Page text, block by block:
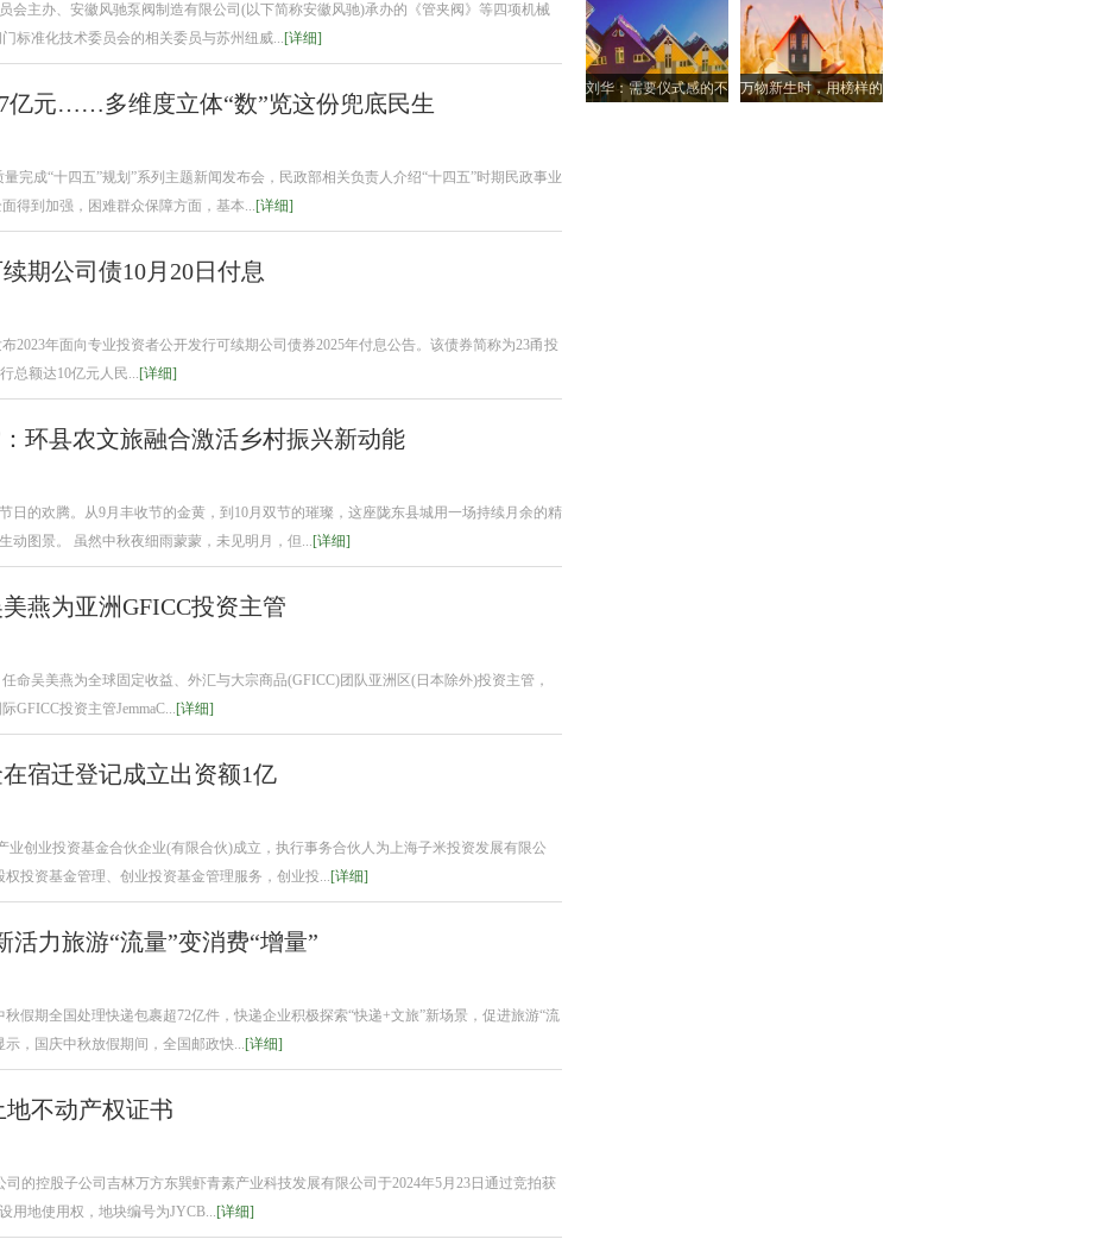
会主办、安徽风驰泵阀制造有限公司(以下简称安徽风驰)承办的《管夹阀》等四项机械
标准化技术委员会的相关委员与苏州纽威...[详细]
亿元……多维度立体“数”览这份兜底民生
完成“十四五”规划”系列主题新闻发布会，民政部相关负责人介绍“十四五”时期民政事业
得到加强，困难群众保障方面，基本...[详细]
期公司债10月20日付息
2023年面向专业投资者公开发行可续期公司债券2025年付息公告。该债券简称为23甬投
总额达10亿元人民...[详细]
环县农文旅融合激活乡村振兴新动能
日的欢腾。从9月丰收节的金黄，到10月双节的璀璨，这座陇东县城用一场持续月余的精
动图景。 虽然中秋夜细雨蒙蒙，未见明月，但...[详细]
燕为亚洲GFICC投资主管
命吴美燕为全球固定收益、外汇与大宗商品(GFICC)团队亚洲区(日本除外)投资主管，
GFICC投资主管JemmaC...[详细]
宿迁登记成立出资额1亿
业创业投资基金合伙企业(有限合伙)成立，执行事务合伙人为上海子米投资发展有限公
投资基金管理、创业投资基金管理服务，创业投...[详细]
活力旅游“流量”变消费“增量”
假期全国处理快递包裹超72亿件，快递企业积极探索“快递+文旅”新场景，促进旅游“流
，国庆中秋放假期间，全国邮政快...[详细]
不动产权证书
的控股子公司吉林万方东巽虾青素产业科技发展有限公司于2024年5月23日通过竞拍获
用地使用权，地块编号为JYCB...[详细]
刘华：需要仪式感的不 万物新生时，用榜样的